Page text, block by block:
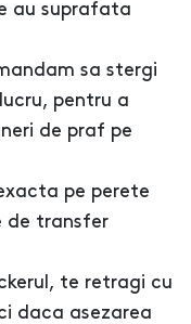
au suprafata
sa stergi
pentru a
de praf pe
pe perete
de transfer
te retragi cu
daca asezarea